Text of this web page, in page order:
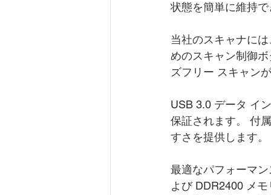
状態を簡単に維持
当社のスキャナに
めのスキャン制御
ズフリー スキャン
USB 3.0 データ イ
保証されます。 付
すさを提供します。
最適なパフォーマ
よび DDR2400 メ